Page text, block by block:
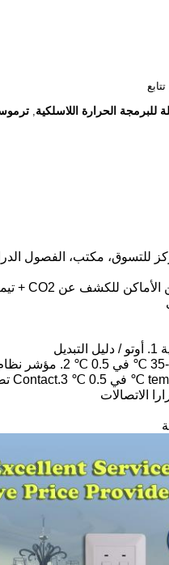
للبرمجة الحرارة اللاسلكية,